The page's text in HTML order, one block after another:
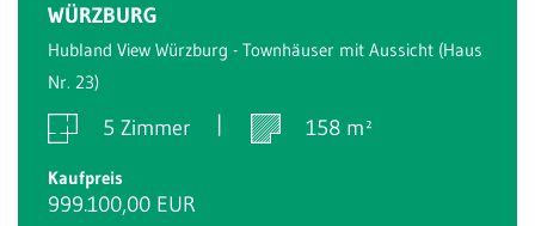
WÜRZBURG
Hubland View Würzburg - Townhäuser mit Aussicht (Haus
Nr. 23)
5 Zimmer 158 m²
Kaufpreis
999.100,00 EUR